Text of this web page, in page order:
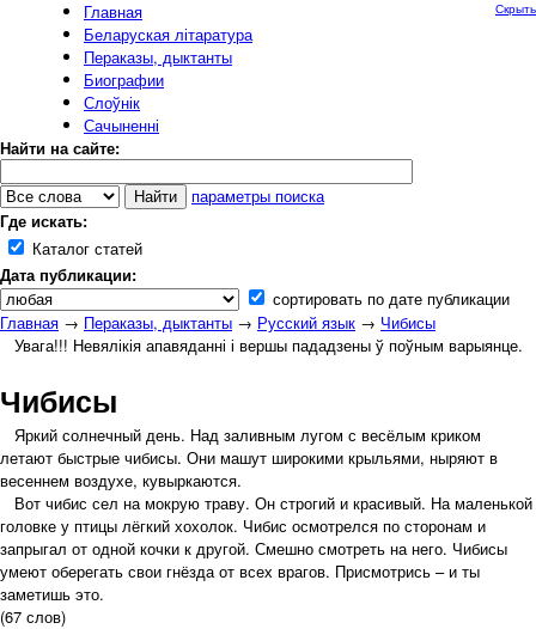
Главная
Беларуская літаратура
Пераказы, дыктанты
Биографии
Слоўнік
Сачыненні
Найти на сайте:
параметры поиска
Где искать:
Каталог статей
Дата публикации:
сортировать по дате публикации
Скрыть
Главная → Пераказы, дыктанты → Русский язык → Чибисы
Увага!!! Невялікія апавяданні і вершы пададзены ў поўным варыянце.
Чибисы
Яркий солнечный день. Над заливным лугом с весёлым криком
летают быстрые чибисы. Они машут широкими крыльями, ныряют в
весеннем воздухе, кувыркаются.
Вот чибис сел на мокрую траву. Он строгий и красивый. На маленькой
головке у птицы лёгкий хохолок. Чибис осмотрелся по сторонам и
запрыгал от одной кочки к другой. Смешно смотреть на него. Чибисы
умеют оберегать свои гнёзда от всех врагов. Присмотрись – и ты
заметишь это.
(67 слов)